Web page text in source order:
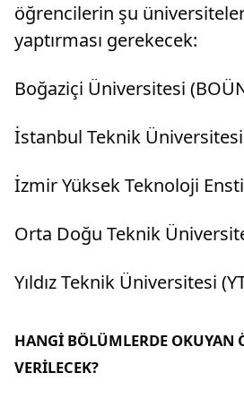
öğrencilerin şu
yaptırması gerekecek:
Boğaziçi Üniversitesi
İstanbul Teknik
İzmir Yüksek Teknoloji
Orta Doğu Teknik
Yıldız Teknik Üniversitesi
HANGİ BÖLÜMLERDE OKUYAN
VERİLECEK?